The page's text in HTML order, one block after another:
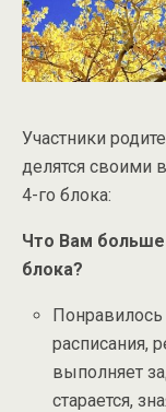
Участники
делятся своими
4-го блока:
Что Вам больше
блока?
Понравилось
расписания,
выполняет
старается,